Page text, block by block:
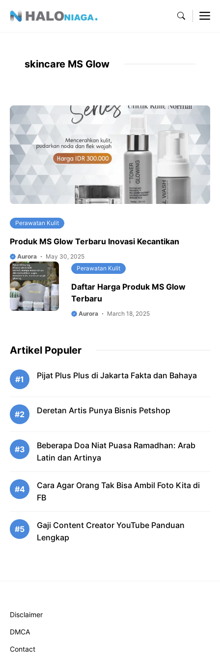
skincare MS Glow
Perawatan Kulit
Produk MS Glow Terbaru Inovasi Kecantikan
Aurora
May 30, 2025
Perawatan Kulit
Daftar Harga Produk MS Glow
Terbaru
Aurora March 18, 2025
Artikel Populer
#1 Pijat Plus Plus di Jakarta Fakta dan Bahaya
#2 Deretan Artis Punya Bisnis Petshop
#3
Beberapa Doa Niat Puasa Ramadhan: Arab
Latin dan Artinya
#4
Cara Agar Orang Tak Bisa Ambil Foto Kita di
FB
#5
Gaji Content Creator YouTube Panduan
Lengkap
Disclaimer
DMCA
Contact